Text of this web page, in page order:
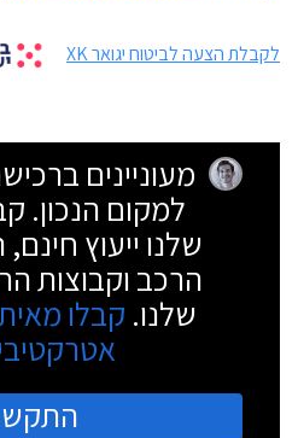
לקבלת הצעה לביטוח יגואר XK
מעוניינים
למקום הנכון.
שלנו ייעוץ
הרכב וקבוצות
שלנו. קבלו